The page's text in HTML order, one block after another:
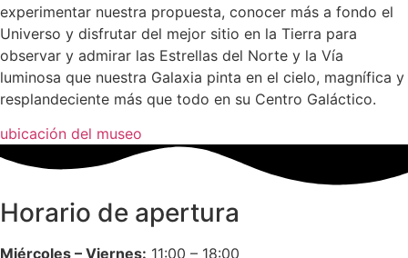
experimentar nuestra propuesta, conocer más a fondo el
Universo y disfrutar del mejor sitio en la Tierra para
observar y admirar las Estrellas del Norte y la Vía
luminosa que nuestra Galaxia pinta en el cielo, magnífica y
resplandeciente más que todo en su Centro Galáctico.
ubicación del museo
Horario de apertura
Miércoles – Viernes: 11:00 – 18:00